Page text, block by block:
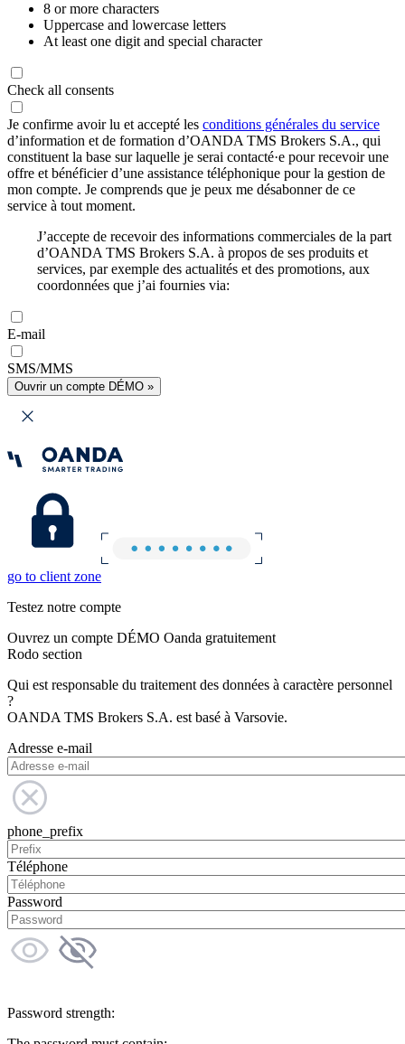
8 or more characters
Uppercase and lowercase letters
At least one digit and special character
Check all consents
Je confirme avoir lu et accepté les conditions générales du service
d’information et de formation d’OANDA TMS Brokers S.A., qui
constituent la base sur laquelle je serai contacté·e pour recevoir une
offre et bénéficier d’une assistance téléphonique pour la gestion de
mon compte. Je comprends que je peux me désabonner de ce
service à tout moment.
J’accepte de recevoir des informations commerciales de la part
d’OANDA TMS Brokers S.A. à propos de ses produits et
services, par exemple des actualités et des promotions, aux
coordonnées que j’ai fournies via:
E-mail
SMS/MMS
Ouvrir un compte DÉMO »
go to client zone
Testez notre compte
Ouvrez un compte DÉMO Oanda gratuitement
Rodo section
Qui est responsable du traitement des données à caractère personnel
?
OANDA TMS Brokers S.A. est basé à Varsovie.
Adresse e-mail
phone_prefix
Téléphone
Password
Password strength: